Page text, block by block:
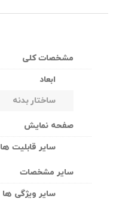
مشخصات کلی
ابعاد
ساختار بدنه
صفحه نمایش
سایر قابلیت ها
سایر مشخصات
سایر ویژگی ها